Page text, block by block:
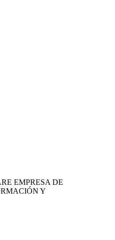
EMPRESA DE
Y